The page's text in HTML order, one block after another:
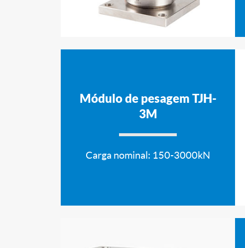
Módulo de pesagem TJH-
3M
Carga nominal: 150-3000kN